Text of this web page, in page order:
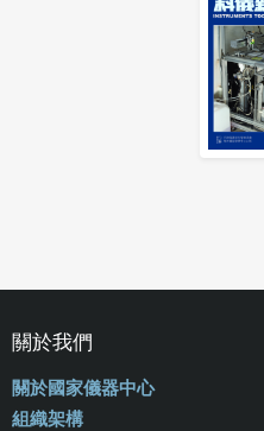
關於我們
關於國家儀器中心
組織架構